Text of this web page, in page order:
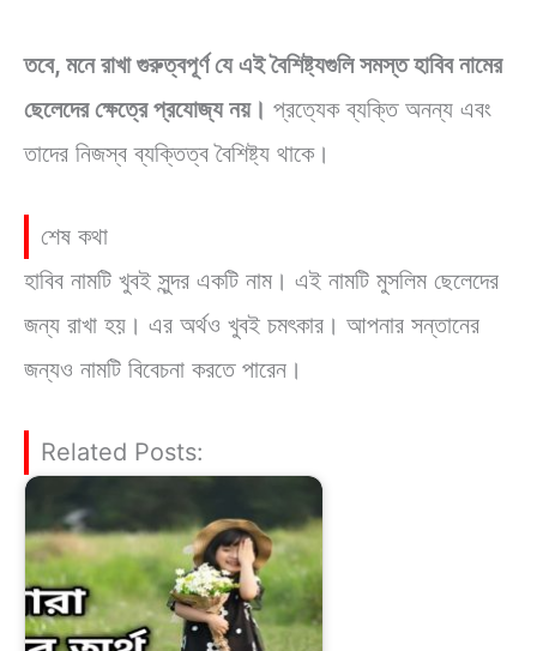
তবে, মনে রাখা গুরুত্বপূর্ণ যে এই বৈশিষ্ট্যগুলি সমস্ত হাবিব নামের
ছেলেদের ক্ষেত্রে প্রযোজ্য নয়। প্রত্যেক ব্যক্তি অনন্য এবং
তাদের নিজস্ব ব্যক্তিত্ব বৈশিষ্ট্য থাকে।
শেষ কথা
হাবিব নামটি খুবই সুন্দর একটি নাম। এই নামটি মুসলিম ছেলেদের
জন্য রাখা হয়। এর অর্থও খুবই চমৎকার। আপনার সন্তানের
জন্যও নামটি বিবেচনা করতে পারেন।
Related Posts: